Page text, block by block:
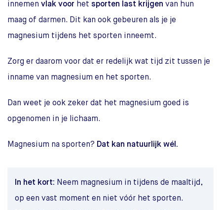
innemen vlak voor het sporten last krijgen van hun
maag of darmen. Dit kan ook gebeuren als je je
magnesium tijdens het sporten inneemt.
Zorg er daarom voor dat er redelijk wat tijd zit tussen je
inname van magnesium en het sporten.
Dan weet je ook zeker dat het magnesium goed is
opgenomen in je lichaam.
Magnesium na sporten? Dat kan natuurlijk wél.
In het kort: Neem magnesium in tijdens de maaltijd,
op een vast moment en niet vóór het sporten.